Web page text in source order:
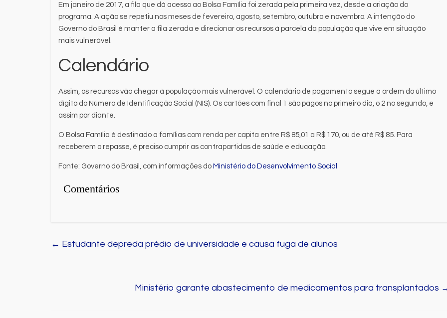
Em janeiro de 2017, a fila que dá acesso ao Bolsa Família foi zerada pela primeira vez, desde a criação do
programa. A ação se repetiu nos meses de fevereiro, agosto, setembro, outubro e novembro. A intenção do
Governo do Brasil é manter a fila zerada e direcionar os recursos à parcela da população que vive em situação
mais vulnerável.
Calendário
Assim, os recursos vão chegar à população mais vulnerável. O calendário de pagamento segue a ordem do último
dígito do Número de Identificação Social (NIS). Os cartões com final 1 são pagos no primeiro dia, o 2 no segundo, e
assim por diante.
O Bolsa Família é destinado a famílias com renda per capita entre R$ 85,01 a R$ 170, ou de até R$ 85. Para
receberem o repasse, é preciso cumprir as contrapartidas de saúde e educação.
Fonte: Governo do Brasil, com informações do Ministério do Desenvolvimento Social
Comentários
← Estudante depreda prédio de universidade e causa fuga de alunos
Ministério garante abastecimento de medicamentos para transplantados